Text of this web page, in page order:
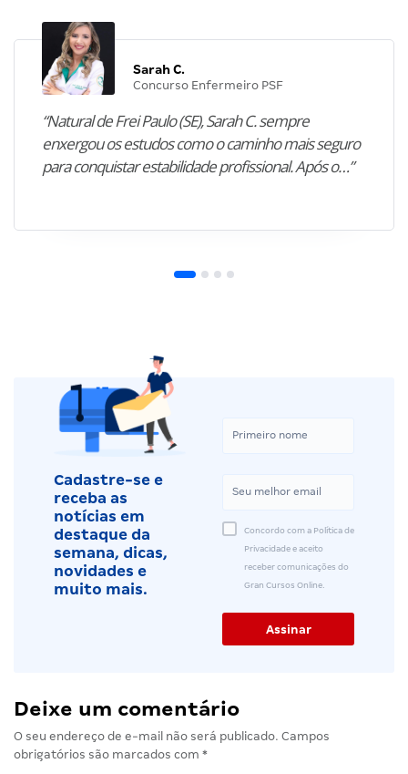
Sarah C.
Concurso Enfermeiro PSF
“Natural de Frei Paulo (SE), Sarah C. sempre
enxergou os estudos como o caminho mais seguro
para conquistar estabilidade profissional. Após o…”
Cadastre-se e
receba as
notícias em
destaque da
semana, dicas,
novidades e
muito mais.
Concordo com a Política de
Privacidade e aceito
receber comunicações do
Gran Cursos Online.
Deixe um comentário
O seu endereço de e-mail não será publicado. Campos
obrigatórios são marcados com *